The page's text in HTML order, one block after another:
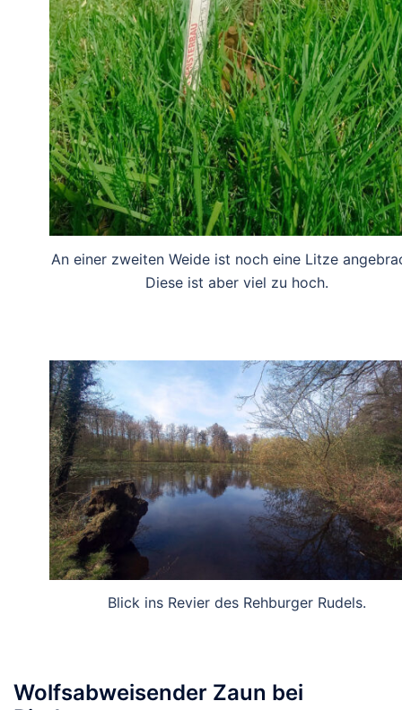
An einer zweiten Weide ist noch eine Litze
Diese ist aber viel zu hoch.
Blick ins Revier des Rehburger Rudels.
Wolfsabweisender Zaun bei